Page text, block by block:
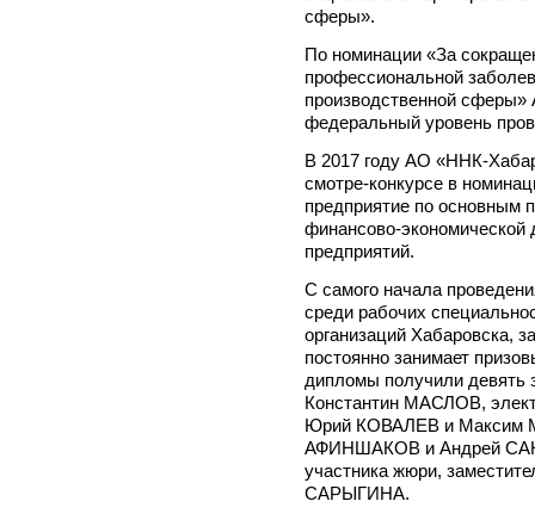
сферы».
По номинации «За
профессиональной
производственной
федеральный уровень
В 2017 году АО «ННК-
смотре-конкурсе в
предприятие по основным
финансово-экономической
предприятий.
С самого начала
среди рабочих
организаций Хабаровска,
постоянно занимает
дипломы получили девять
Константин МАСЛОВ,
Юрий КОВАЛЕВ и Максим
АФИНШАКОВ и Андрей
участника жюри,
САРЫГИНА.